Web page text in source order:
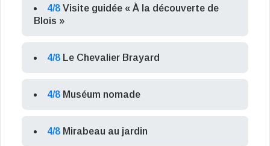
4/8 Visite guidée « À la découverte de
Blois »
4/8 Le Chevalier Brayard
4/8 Muséum nomade
4/8 Mirabeau au jardin